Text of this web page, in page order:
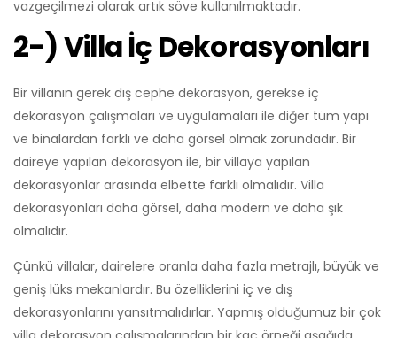
vazgeçilmezi olarak artık söve kullanılmaktadır.
2-) Villa İç Dekorasyonları
Bir villanın gerek dış cephe dekorasyon, gerekse iç
dekorasyon çalışmaları ve uygulamaları ile diğer tüm yapı
ve binalardan farklı ve daha görsel olmak zorundadır. Bir
daireye yapılan dekorasyon ile, bir villaya yapılan
dekorasyonlar arasında elbette farklı olmalıdır. Villa
dekorasyonları daha görsel, daha modern ve daha şık
olmalıdır.
Çünkü villalar, dairelere oranla daha fazla metrajlı, büyük ve
geniş lüks mekanlardır. Bu özelliklerini iç ve dış
dekorasyonlarını yansıtmalıdırlar. Yapmış olduğumuz bir çok